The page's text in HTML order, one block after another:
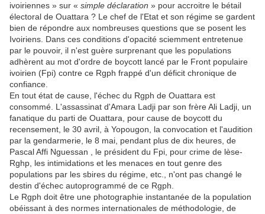
ivoiriennes » sur « simple déclaration » pour accroitre le bétail
électoral de Ouattara ? Le chef de l'Etat et son régime se gardent
bien de répondre aux nombreuses questions que se posent les
Ivoiriens. Dans ces conditions d'opacité sciemment entretenue
par le pouvoir, il n'est guère surprenant que les populations
adhèrent au mot d'ordre de boycott lancé par le Front populaire
ivoirien (Fpi) contre ce Rgph frappé d'un déficit chronique de
confiance.
En tout état de cause, l'échec du Rgph de Ouattara est
consommé. L'assassinat d'Amara Ladji par son frère Ali Ladji, un
fanatique du parti de Ouattara, pour cause de boycott du
recensement, le 30 avril, à Yopougon, la convocation et l'audition
par la gendarmerie, le 8 mai, pendant plus de dix heures, de
Pascal Affi Nguessan , le président du Fpi, pour crime de lèse-
Rghp, les intimidations et les menaces en tout genre des
populations par les sbires du régime, etc., n'ont pas changé le
destin d'échec autoprogrammé de ce Rgph.
Le Rgph doit être une photographie instantanée de la population
obéissant à des normes internationales de méthodologie, de